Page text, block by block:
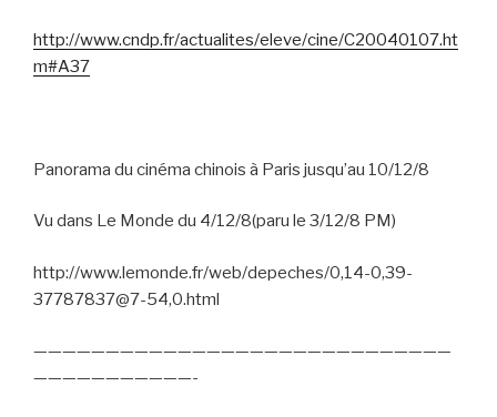
http://www.cndp.fr/actualites/eleve/cine/C20040107.ht
m#A37
Panorama du cinéma chinois à Paris jusqu’au 10/12/8
Vu dans Le Monde du 4/12/8(paru le 3/12/8 PM)
http://www.lemonde.fr/web/depeches/0,14-0,39-
37787837@7-54,0.html
—————————————————————————————
———————————-